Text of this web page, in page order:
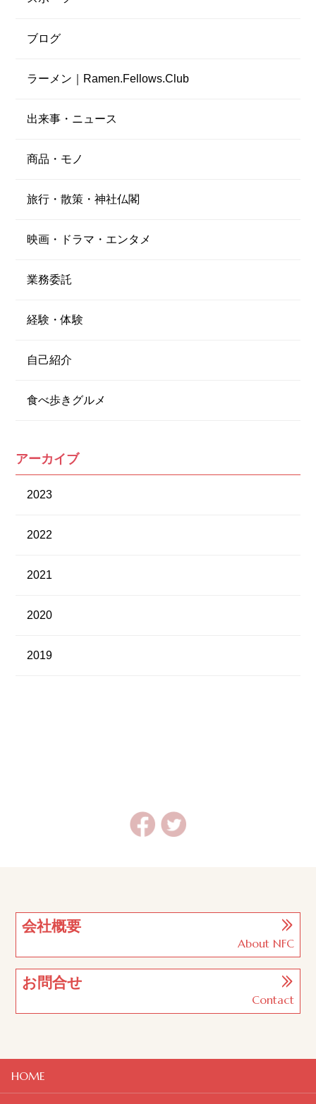
ブログ
ラーメン｜Ramen.Fellows.Club
出来事・ニュース
商品・モノ
旅行・散策・神社仏閣
映画・ドラマ・エンタメ
業務委託
経験・体験
自己紹介
食べ歩きグルメ
アーカイブ
2023
2022
2021
2020
2019
会社概要
About NFC
お問合せ
Contact
HOME